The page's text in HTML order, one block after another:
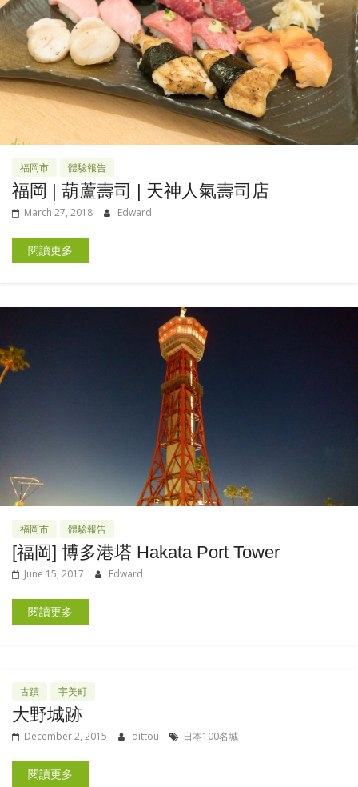
福岡市 體驗報告
福岡 | 葫蘆壽司 | 天神人氣壽司店
March 27, 2018 Edward
閱讀更多
福岡市 體驗報告
[福岡] 博多港塔 Hakata Port Tower
June 15, 2017 Edward
閱讀更多
古蹟 宇美町
大野城跡
December 2, 2015 dittou 日本100名城
閱讀更多